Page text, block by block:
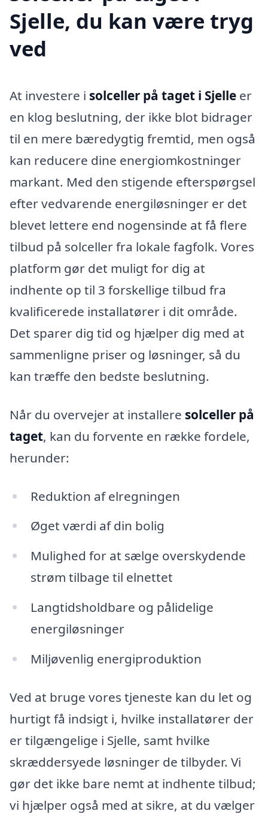
Sjelle, du kan være tryg
ved
At investere i solceller på taget i Sjelle er
en klog beslutning, der ikke blot bidrager
til en mere bæredygtig fremtid, men også
kan reducere dine energiomkostninger
markant. Med den stigende efterspørgsel
efter vedvarende energiløsninger er det
blevet lettere end nogensinde at få flere
tilbud på solceller fra lokale fagfolk. Vores
platform gør det muligt for dig at
indhente op til 3 forskellige tilbud fra
kvalificerede installatører i dit område.
Det sparer dig tid og hjælper dig med at
sammenligne priser og løsninger, så du
kan træffe den bedste beslutning.
Når du overvejer at installere solceller på
taget, kan du forvente en række fordele,
herunder:
Reduktion af elregningen
Øget værdi af din bolig
Mulighed for at sælge overskydende
strøm tilbage til elnettet
Langtidsholdbare og pålidelige
energiløsninger
Miljøvenlig energiproduktion
Ved at bruge vores tjeneste kan du let og
hurtigt få indsigt i, hvilke installatører der
er tilgængelige i Sjelle, samt hvilke
skræddersyede løsninger de tilbyder. Vi
gør det ikke bare nemt at indhente tilbud;
vi hjælper også med at sikre, at du vælger